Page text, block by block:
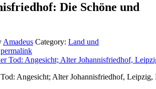
Die Schöne und
Amadeus Category: Land und
permalink
Angesicht; Alter Johannisfriedhof,